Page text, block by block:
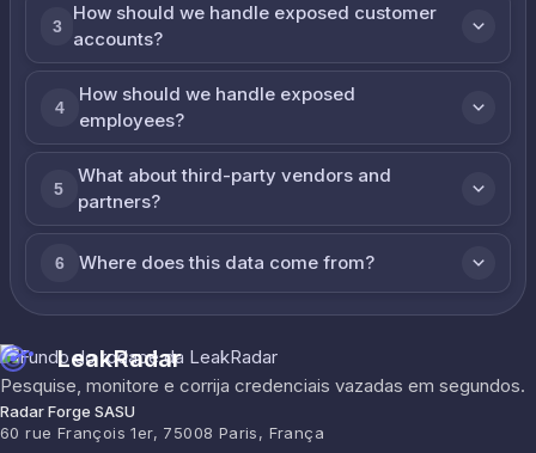
3
How should we handle exposed customer
accounts?
4
How should we handle exposed
employees?
5
What about third-party vendors and
partners?
6 Where does this data come from?
LeakRadar
Pesquise, monitore e corrija credenciais vazadas em segundos.
Radar Forge SASU
60 rue François 1er, 75008 Paris, França